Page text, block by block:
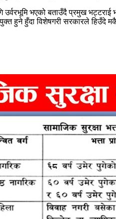
भएको बताउँदै प्रमुख भट्टराई
हुने हुँदा विशेषगरी सरकारले हिउँदे